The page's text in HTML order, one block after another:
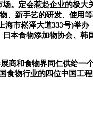
。定会惹起企业的极大
、新手艺的研发、使用
市崧泽大道333号)举办
本食物添加物协会、韩
商和食物界同仁供给一
食物行业的四位中国工